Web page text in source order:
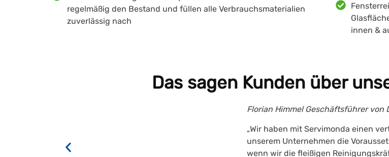
regelmäßig den Bestand und füllen alle Verbrauchsmaterialien
zuverlässig nach
innen &
Das sagen Kunden über
Florian Himmel Geschäftsführer von
„Wir haben mit Servimonda einen
unserem Unternehmen die
wenn wir die fleißigen